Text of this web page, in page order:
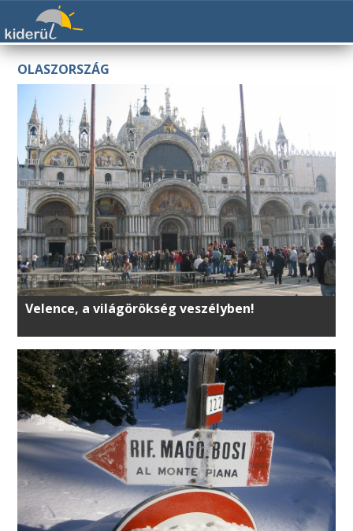
OLASZORSZÁG
Velence, a világörökség veszélyben!